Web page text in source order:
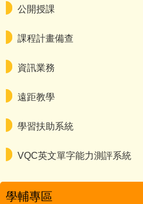
公開授課
課程計畫備查
資訊業務
遠距教學
學習扶助系統
VQC英文單字能力測評系統
學輔專區